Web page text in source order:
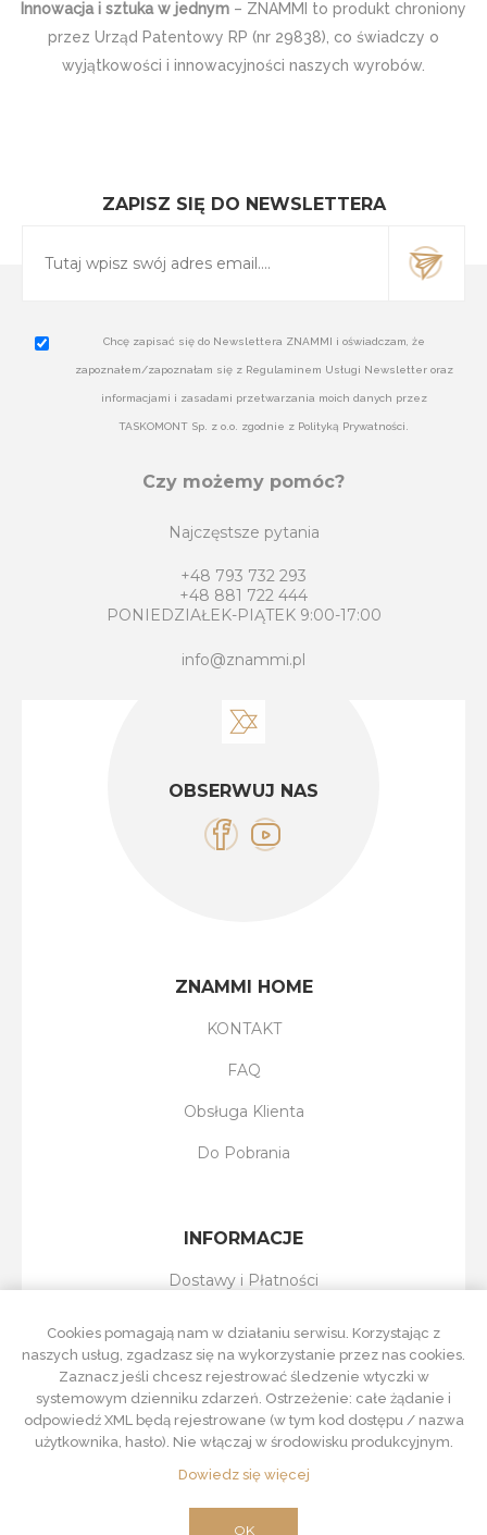
Innowacja i sztuka w jednym– ZNAMMI to produkt chroniony
przez Urząd Patentowy RP (nr 29838), co świadczy o
wyjątkowości i innowacyjności naszych wyrobów.
ZAPISZ SIĘ DO NEWSLETTERA
Chcę zapisać się do Newslettera ZNAMMI i oświadczam, że
zapoznałem/zapoznałam się z Regulaminem Usługi Newsletter oraz
informacjami i zasadami przetwarzania moich danych przez
TASKOMONT Sp. z o.o. zgodnie z Polityką Prywatności.
Czy możemy pomóc?
Najczęstsze pytania
+48 793 732 293
+48 881 722 444
PONIEDZIAŁEK-PIĄTEK 9:00-17:00
info@znammi.pl
OBSERWUJ NAS
ZNAMMI HOME
KONTAKT
FAQ
Obsługa Klienta
Do Pobrania
INFORMACJE
Dostawy i Płatności
Regulamin Sklepu
Polityka Prywatności
Cookies pomagają nam w działaniu serwisu. Korzystając z
naszych usług, zgadzasz się na wykorzystanie przez nas cookies.
Zaznacz jeśli chcesz rejestrować śledzenie wtyczki w
systemowym dzienniku zdarzeń. Ostrzeżenie: całe żądanie i
odpowiedź XML będą rejestrowane (w tym kod dostępu / nazwa
użytkownika, hasło). Nie włączaj w środowisku produkcyjnym.
Dowiedz się więcej
OK